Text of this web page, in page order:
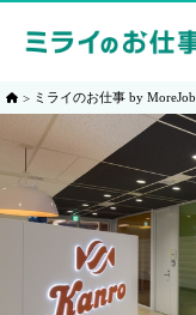
ミライのお仕事 by MoreJob